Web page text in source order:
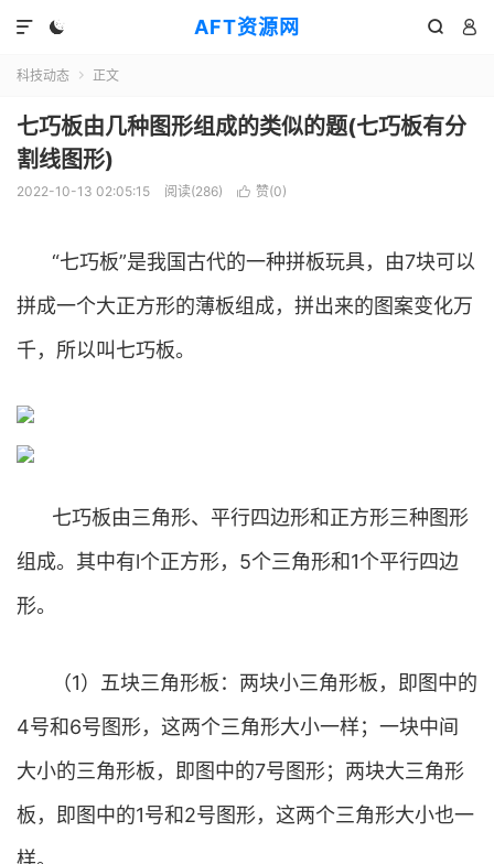
AFT资源网
  

科技动态  正文
七巧板由几种图形组成的类似的题(七巧板有分
割线图形)
2022-10-13 02:05:15 阅读(286)  赞(0)
“七巧板”是我国古代的一种拼板玩具，由7块可以
拼成一个大正方形的薄板组成，拼出来的图案变化万
千，所以叫七巧板。
七巧板由三角形、平行四边形和正方形三种图形
组成。其中有l个正方形，5个三角形和1个平行四边
形。
（1）五块三角形板：两块小三角形板，即图中的
4号和6号图形，这两个三角形大小一样；一块中间
大小的三角形板，即图中的7号图形；两块大三角形
板，即图中的1号和2号图形，这两个三角形大小也一
样。